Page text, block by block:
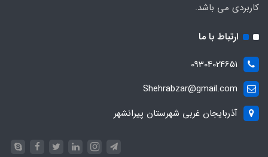
کاربردی می باشد.
ارتباط با ما
09304024651
Shehrabzar@gmail.com
آذربایجان غربی شهرستان پیرانشهر